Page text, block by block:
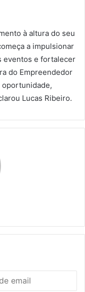
à altura do seu
a impulsionar
eventos e fortalecer
do Empreendedor
Lucas Ribeiro.